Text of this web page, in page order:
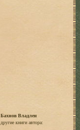
Бахнов Владлен
другие книги автора: